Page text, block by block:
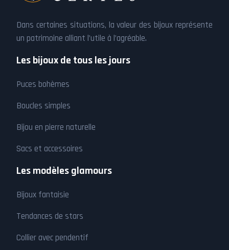
Dans certaines situations, la valeur des bijoux représente
un patrimoine alliant l’utile à l’agréable.
Les bijoux de tous les jours
Puces bohèmes
Boucles simples
Bijou en pierre naturelle
Sacs et accessoires
Les modèles glamours
Bijoux fantaisie
Tendances de stars
Collier avec pendentif